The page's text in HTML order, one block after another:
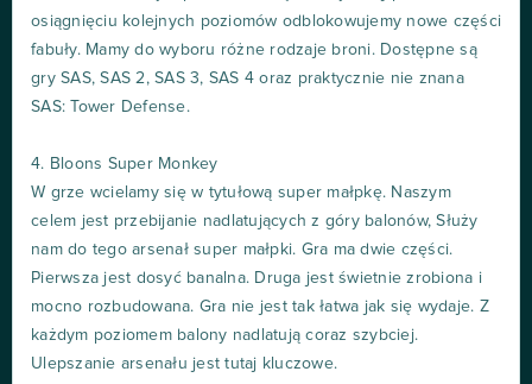
osiągnięciu kolejnych poziomów odblokowujemy nowe części
fabuły. Mamy do wyboru różne rodzaje broni. Dostępne są
gry SAS, SAS 2, SAS 3, SAS 4 oraz praktycznie nie znana
SAS: Tower Defense.
4. Bloons Super Monkey
W grze wcielamy się w tytułową super małpkę. Naszym
celem jest przebijanie nadlatujących z góry balonów, Służy
nam do tego arsenał super małpki. Gra ma dwie części.
Pierwsza jest dosyć banalna. Druga jest świetnie zrobiona i
mocno rozbudowana. Gra nie jest tak łatwa jak się wydaje. Z
każdym poziomem balony nadlatują coraz szybciej.
Ulepszanie arsenału jest tutaj kluczowe.